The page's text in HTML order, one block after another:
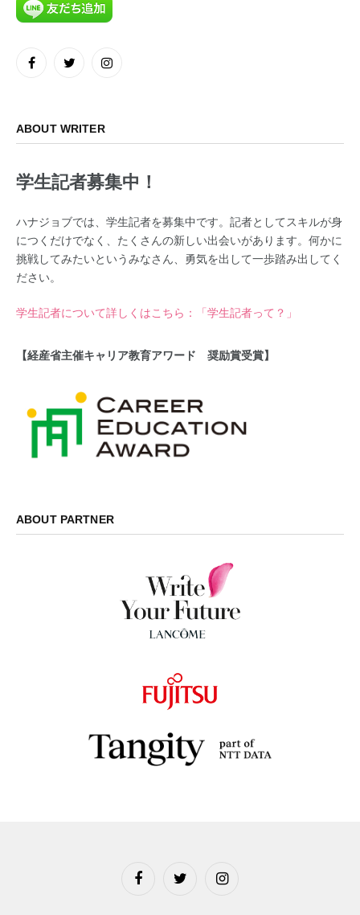
FacebookTwitter Instagram
ABOUT WRITER
学生記者募集中！
ハナジョブでは、学生記者を募集中です。記者としてスキルが身
につくだけでなく、たくさんの新しい出会いがあります。何かに
挑戦してみたいというみなさん、勇気を出して一歩踏み出してく
ださい。
学生記者について詳しくはこちら：「学生記者って？」
【経産省主催キャリア教育アワード 奨励賞受賞】
ABOUT PARTNER
FacebookTwitter Instagram